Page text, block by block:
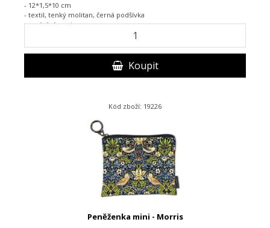
- 12*1,5*10 cm
- textil, tenký molitan, černá podšívka
- zapínání na zip
Koupit
Kód zboží: 19226
Peněženka mini - Morris